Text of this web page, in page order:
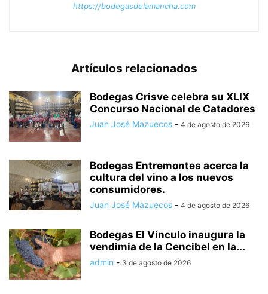
https://bodegasdelamancha.com
Artículos relacionados
Bodegas Crisve celebra su XLIX
Concurso Nacional de Catadores
Juan José Mazuecos - 4 de agosto de 2026
Bodegas Entremontes acerca la
cultura del vino a los nuevos
consumidores.
Juan José Mazuecos - 4 de agosto de 2026
Bodegas El Vínculo inaugura la
vendimia de la Cencibel en la...
admin - 3 de agosto de 2026